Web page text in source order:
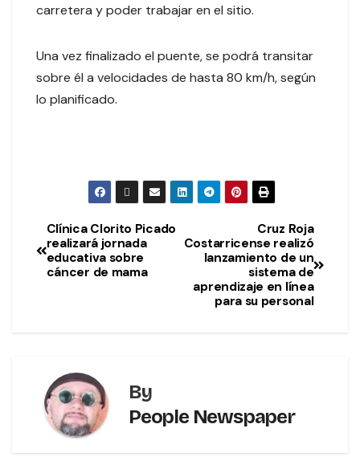
carretera y poder trabajar en el sitio.
Una vez finalizado el puente, se podrá transitar
sobre él a velocidades de hasta 80 km/h, según
lo planificado.
Cruz Roja
Costarricense realizó
lanzamiento de un
sistema de
aprendizaje en línea
para su personal
Clínica Clorito Picado
realizará jornada
educativa sobre
cáncer de mama
By
People Newspaper